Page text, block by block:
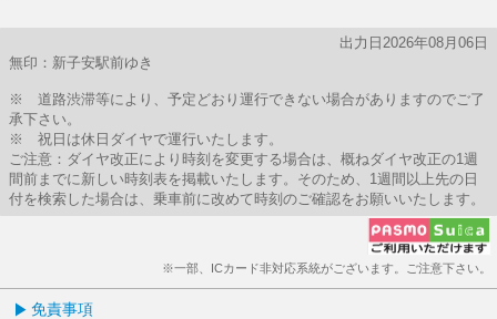
出力日2026年08月06日
無印：新子安駅前ゆき
※ 道路渋滞等により、予定どおり運行できない場合がありますのでご了
承下さい。
※ 祝日は休日ダイヤで運行いたします。
ご注意：ダイヤ改正により時刻を変更する場合は、概ねダイヤ改正の1週
間前までに新しい時刻表を掲載いたします。そのため、1週間以上先の日
付を検索した場合は、乗車前に改めて時刻のご確認をお願いいたします。
※一部、ICカード非対応系統がございます。ご注意下さい。
免責事項